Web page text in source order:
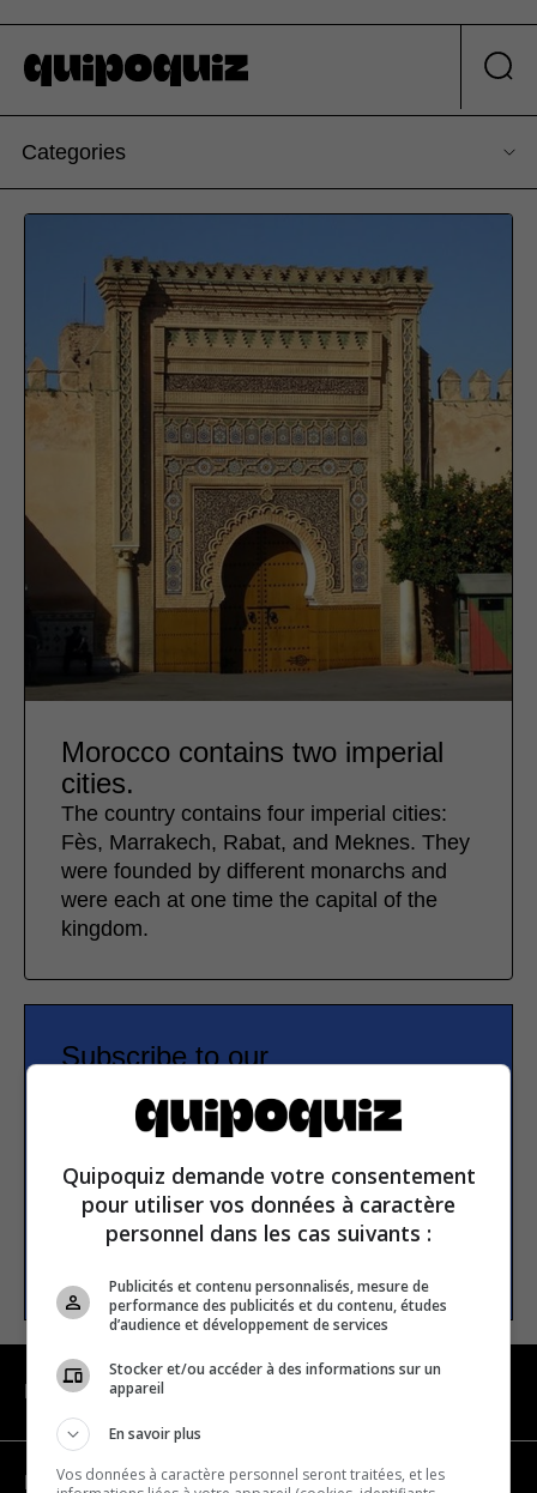
Categories
Morocco contains two imperial
cities.
The country contains four imperial cities:
Fès, Marrakech, Rabat, and Meknes. They
were founded by different monarchs and
were each at one time the capital of the
kingdom.
Subscribe to our
Email address
NAVIGATION
Become a partner
Quipoquiz demande votre consentement
pour utiliser vos données à caractère
personnel dans les cas suivants :
Publicités et contenu personnalisés, mesure de
performance des publicités et du contenu, études
d’audience et développement de services
Stocker et/ou accéder à des informations sur un
appareil
En savoir plus
Vos données à caractère personnel seront traitées, et les